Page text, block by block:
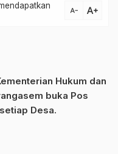
text_decrease text_increase
Hukum dan
buka Pos
Desa.